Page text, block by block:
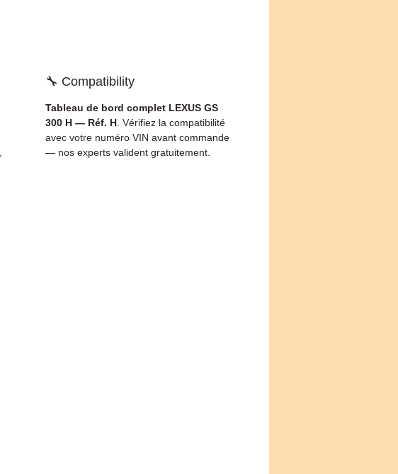
🔧 Compatibility
Tableau de bord complet LEXUS GS
300 H — Réf. H . Vérifiez la compatibilité
avec votre numéro VIN avant commande
— nos experts valident gratuitement.